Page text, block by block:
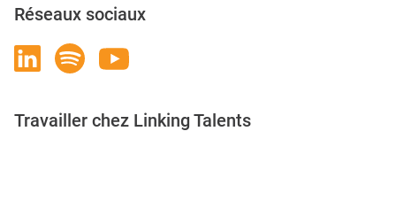
Réseaux sociaux
Travailler chez Linking Talents